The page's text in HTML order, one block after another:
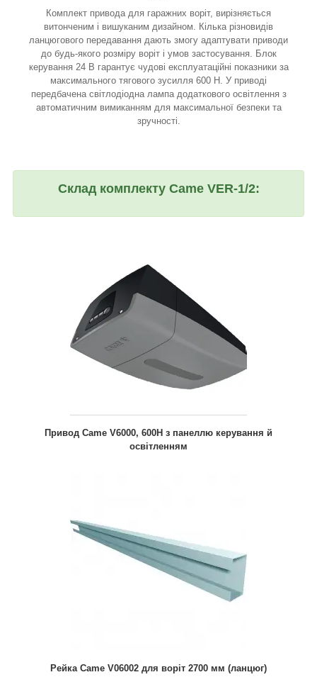
Комплект привода для гаражних воріт, вирізняється
витонченим і вишуканим дизайном. Кілька різновидів
ланцюгового передавання дають змогу адаптувати приводи
до будь-якого розміру воріт і умов застосування. Блок
керування 24 В гарантує чудові експлуатаційні показники за
максимального тягового зусилля 600 Н. У приводі
передбачена світлодіодна лампа додаткового освітлення з
автоматичним вимиканням для максимальної безпеки та
зручності.
Склад комплекту Came VER-1/2:
Привод Came V6000, 600H з панеллю керування й
освітленням
Рейка Came V06002 для воріт 2700 мм (ланцюг)